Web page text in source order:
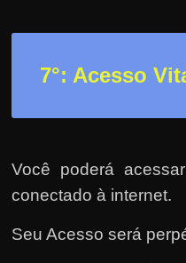
7°: Acesso
Você poderá
conectado à internet.
Seu Acesso será